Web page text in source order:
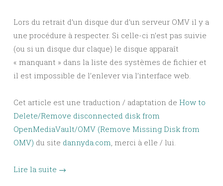
Lors du retrait d’un disque dur d’un serveur OMV il y a
une procédure à respecter. Si celle-ci n’est pas suivie
(ou si un disque dur claque) le disque apparaît
« manquant » dans la liste des systèmes de fichier et
il est impossible de l’enlever via l’interface web.
Cet article est une traduction / adaptation de How to
Delete/Remove disconnected disk from
OpenMediaVault/OMV (Remove Missing Disk from
OMV) du site dannyda.com , merci à elle / lui.
Lire la suite →